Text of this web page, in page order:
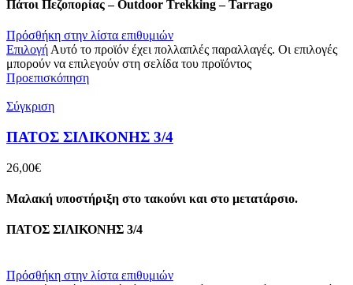
Πάτοι Πεζοπορίας – Outdoor Trekking – Tarrago
Πρόσθήκη στην λίστα επιθυμιών
ΕπιλογήΑυτό το προϊόν έχει πολλαπλές παραλλαγές. Οι επιλογές
μπορούν να επιλεγούν στη σελίδα του προϊόντος
Προεπισκόπηση
Σύγκριση
ΠΑΤΟΣ ΣΙΛΙΚΟΝΗΣ 3/4
26,00€
Μαλακή υποστήριξη στο τακούνι και στο μετατάρσιο.
ΠΑΤΟΣ ΣΙΛΙΚΟΝΗΣ 3/4
Πρόσθήκη στην λίστα επιθυμιών